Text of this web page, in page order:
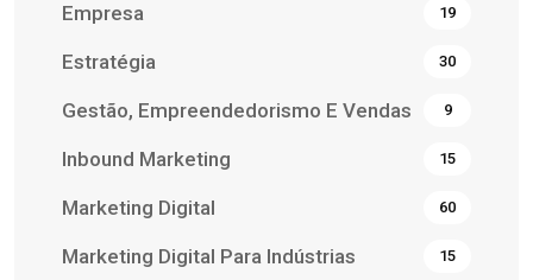
Empresa 19
Estratégia 30
Gestão, Empreendedorismo E Vendas 9
Inbound Marketing 15
Marketing Digital 60
Marketing Digital Para Indústrias 15